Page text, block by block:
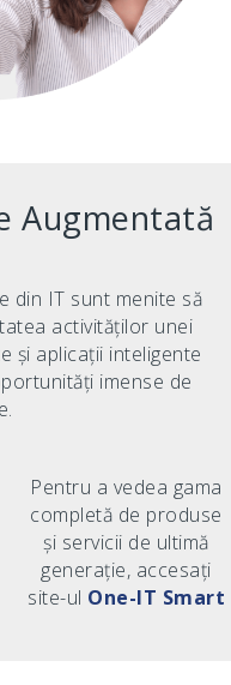
Augmentată
din IT sunt menite să
activităților unei
și aplicații inteligente
imense de
Pentru a vedea gama
completă de produse
și servicii de ultimă
generație, accesați
site-ul One-IT Smart